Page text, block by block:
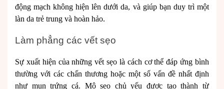
động mạch không hiện lên dưới da, và giúp bạn duy trì một
làn da trẻ trung và hoàn hảo.
Làm phẳng các vết sẹo
Sự xuất hiện của những vết sẹo là cách cơ thể đáp ứng bình
thường với các chấn thương hoặc một số vấn đề nhất định
như mụn trứng cá. Mô sẹo chủ yếu được tạo thành từ